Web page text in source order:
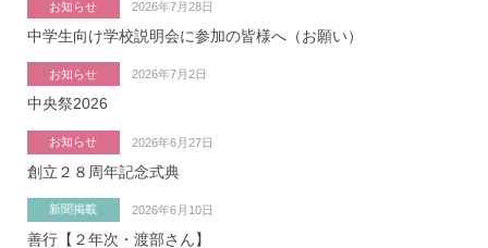
お知らせ 2026年7月28日
中学生向け学校説明会に参加の皆様へ（お願い）
お知らせ 2026年7月2日
中央祭2026
お知らせ 2026年6月27日
創立２８周年記念式典
新聞掲載 2026年6月10日
善行【２年次・渡部さん】